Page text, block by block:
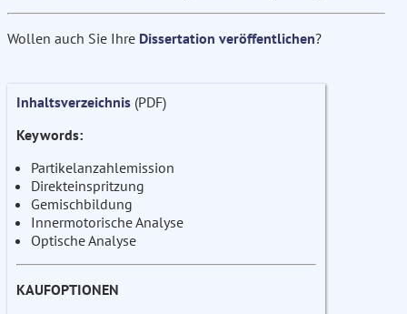
Wollen auch Sie Ihre Dissertation veröffentlichen?
Inhaltsverzeichnis (PDF)
Keywords:
Partikelanzahlemission
Direkteinspritzung
Gemischbildung
Innermotorische Analyse
Optische Analyse
KAUFOPTIONEN